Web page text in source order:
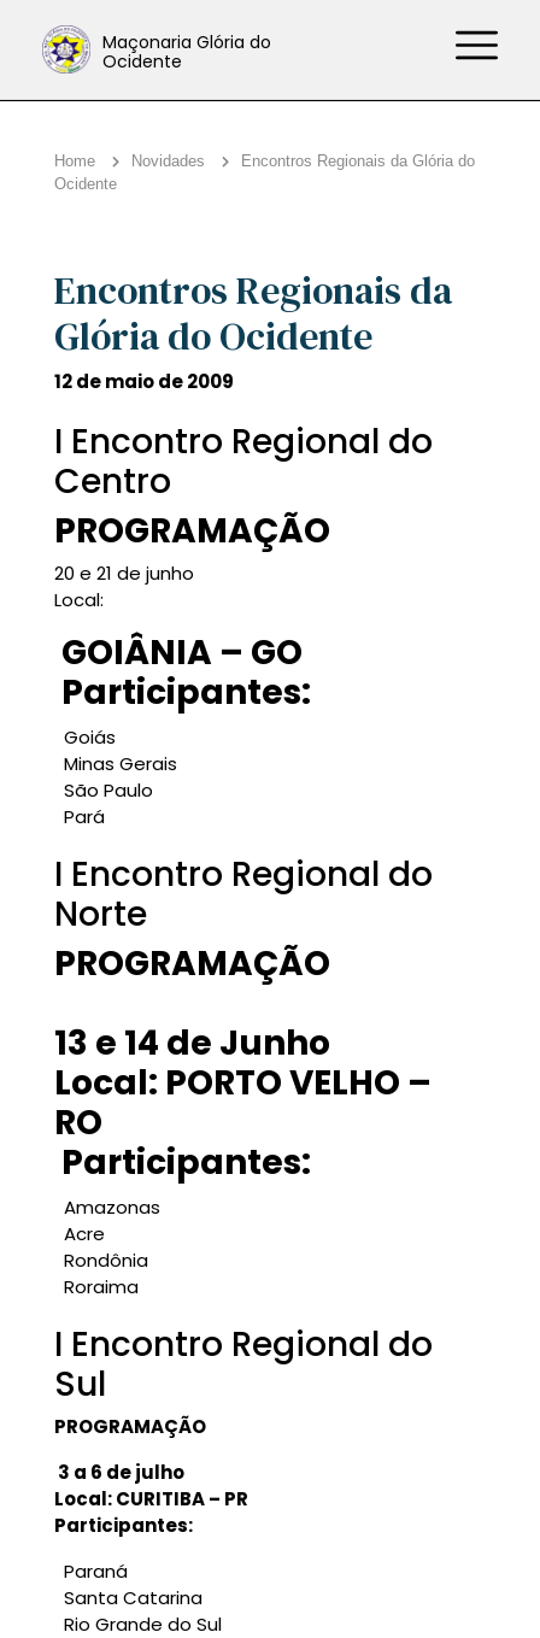
Maçonaria Glória do
Ocidente
Home Novidades
Encontros Regionais da Glória do
Ocidente
Encontros Regionais da
Glória do Ocidente
12 de maio de 2009
I Encontro Regional do
Centro
PROGRAMAÇÃO
20 e 21 de junho
Local:
GOIÂNIA – GO
Participantes:
Goiás
Minas Gerais
São Paulo
Pará
I Encontro Regional do
Norte
PROGRAMAÇÃO
13 e 14 de Junho
Local: PORTO VELHO –
RO
Participantes:
Amazonas
Acre
Rondônia
Roraima
I Encontro Regional do
Sul
PROGRAMAÇÃO
3 a 6 de julho
Local: CURITIBA – PR
Participantes:
Paraná
Santa Catarina
Rio Grande do Sul